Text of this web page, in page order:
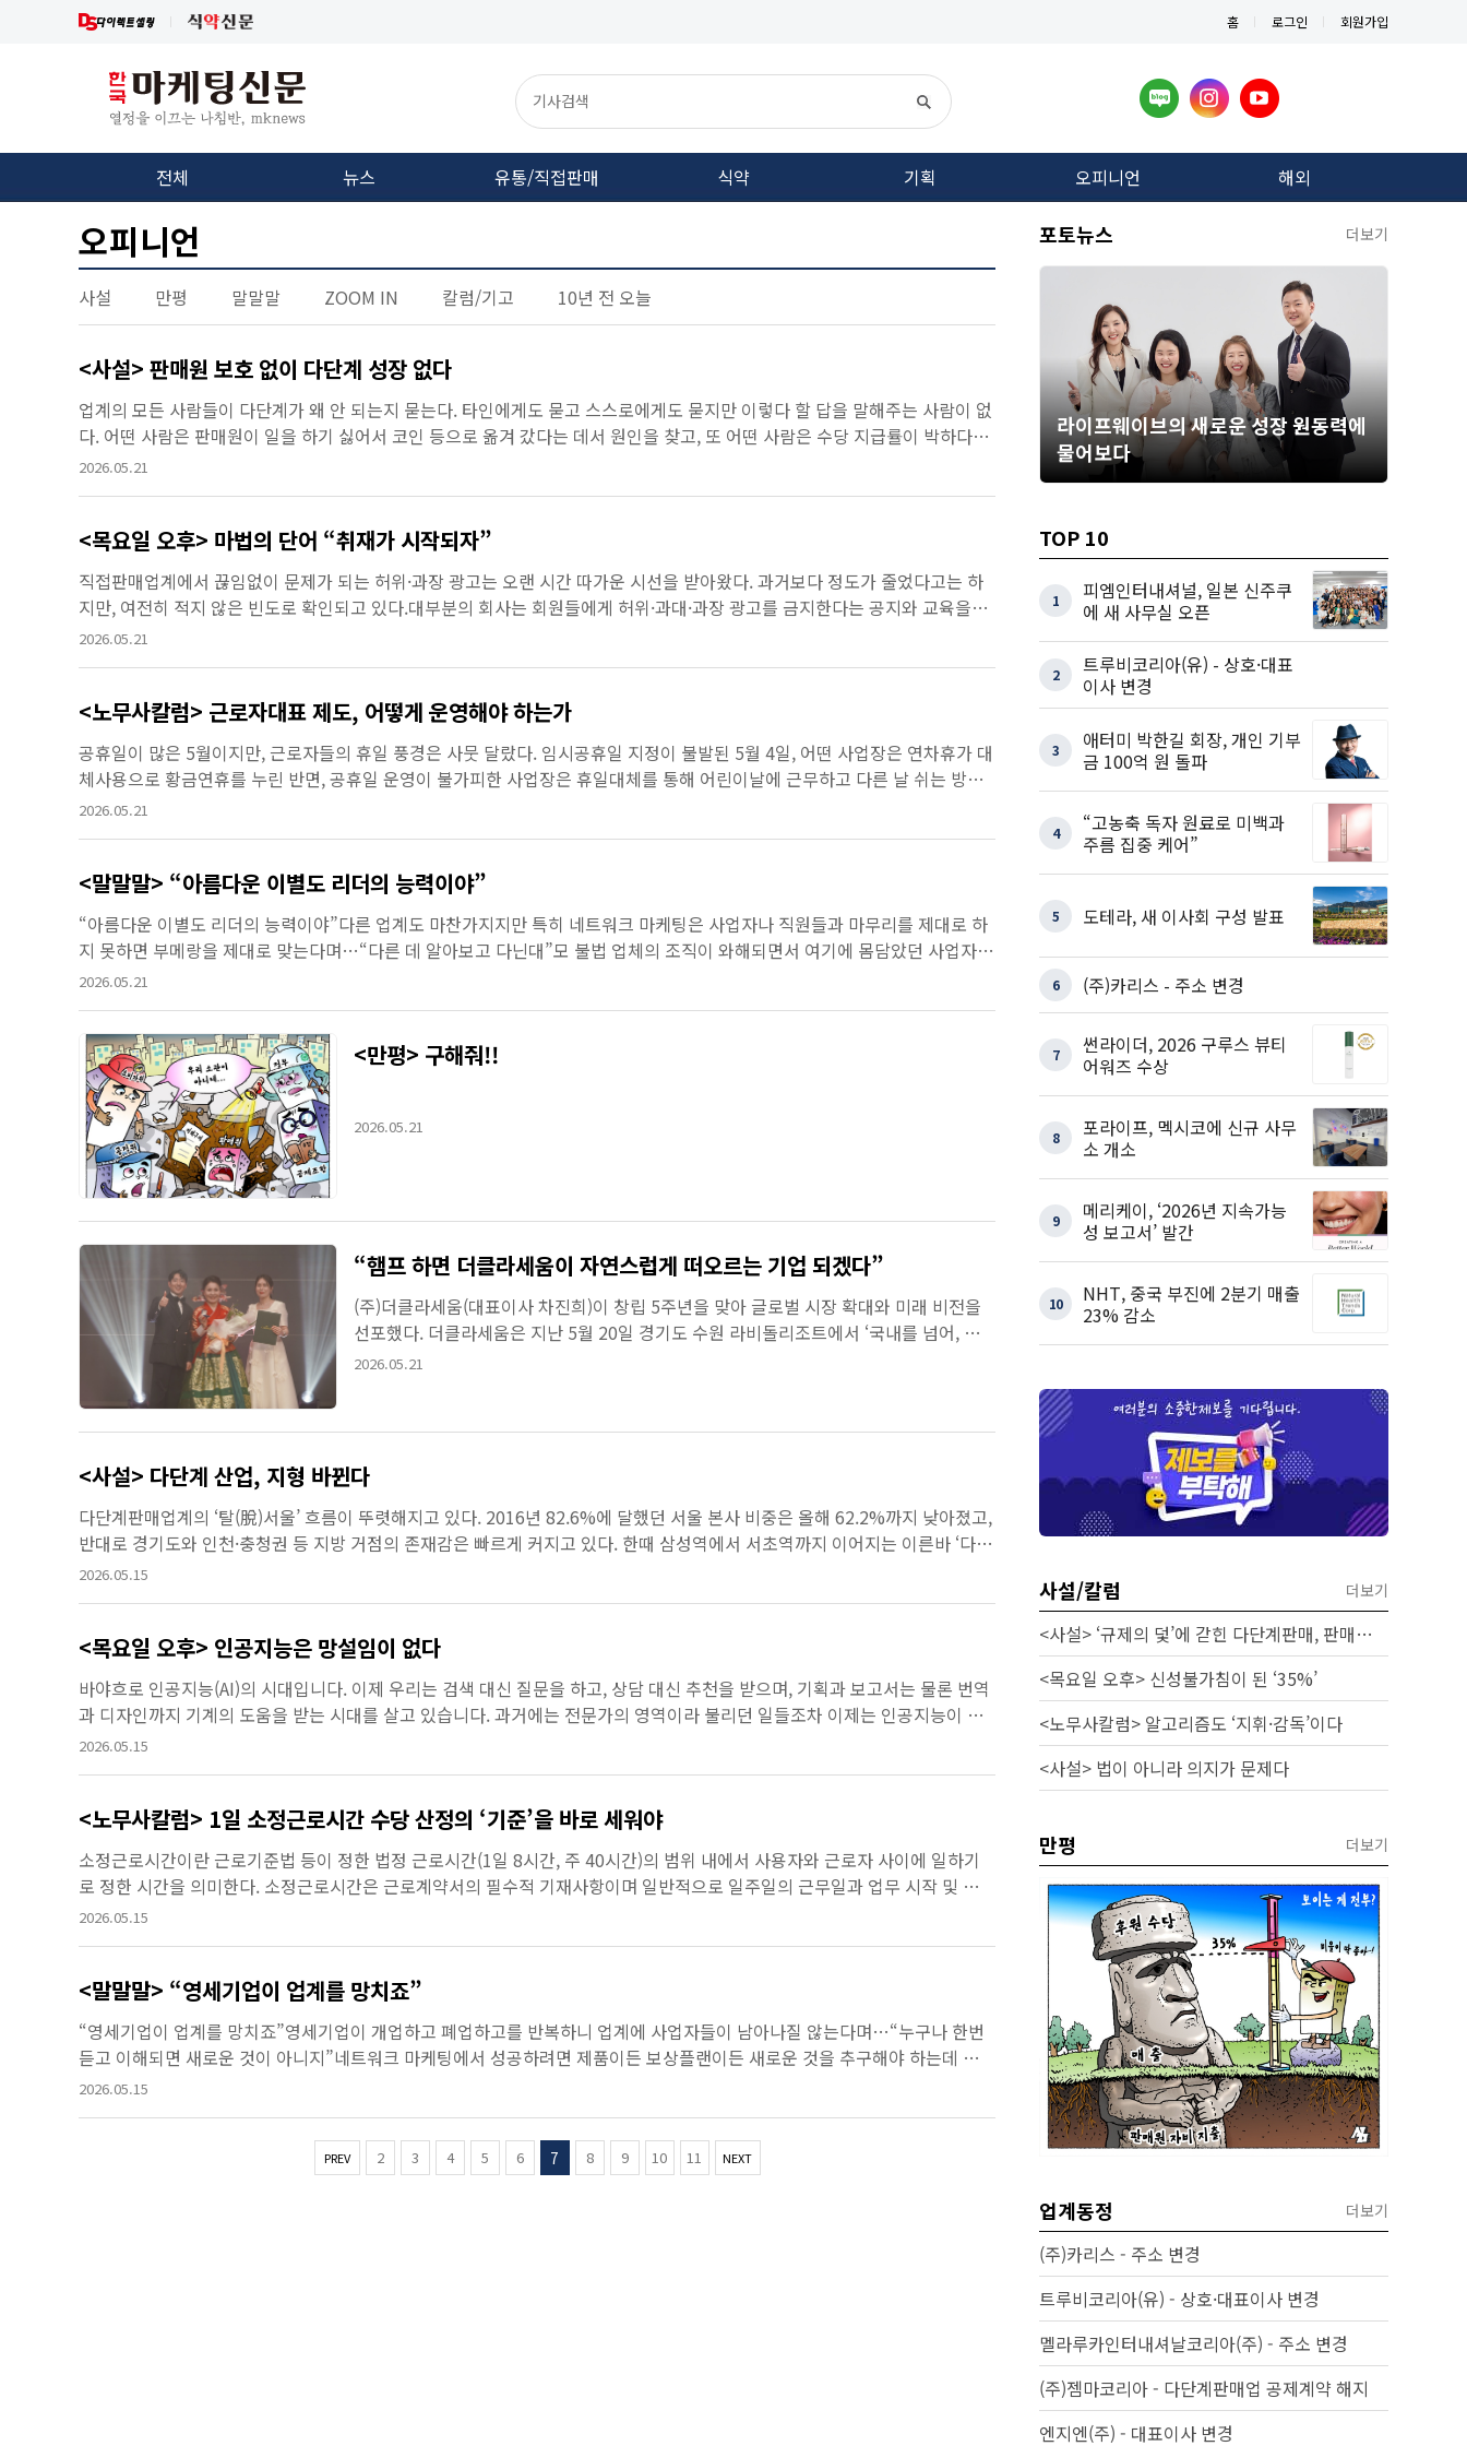
홈 로그인 회원가입
전체 뉴스 유통/직접판매 식약 기획 오피니언 해외
오피니언
사설 만평 말말말 ZOOM IN 칼럼/기고 10년 전 오늘
<사설> 판매원 보호 없이 다단계 성장 없다
업계의 모든 사람들이 다단계가 왜 안 되는지 묻는다. 타인에게도 묻고 스스로에게도 묻지만 이렇다 할 답을 말해주는 사람이 없
다. 어떤 사람은 판매원이 일을 하기 싫어서 코인 등으로 옮겨 갔다는 데서 원인을 찾고, 또 어떤 사람은 수당 지급률이 박하다는
데에서 원인을 찾기도 한다. 또 누군가는 시대가 바뀌었다는 점을 들고, 심지어 다단계판매업의 종말을 이야기하는 ...
2026.05.21
<목요일 오후> 마법의 단어 “취재가 시작되자”
직접판매업계에서 끊임없이 문제가 되는 허위·과장 광고는 오랜 시간 따가운 시선을 받아왔다. 과거보다 정도가 줄었다고는 하
지만, 여전히 적지 않은 빈도로 확인되고 있다.대부분의 회사는 회원들에게 허위·과대·과장 광고를 금지한다는 공지와 교육을
진행한다고 말한다. 그러나 정작 회사가 스스로 관련 법규를 제대로 지키지 못하는 사례도 빈번하다. 회원들에게는 조심하...
2026.05.21
<노무사칼럼> 근로자대표 제도, 어떻게 운영해야 하는가
공휴일이 많은 5월이지만, 근로자들의 휴일 풍경은 사뭇 달랐다. 임시공휴일 지정이 불발된 5월 4일, 어떤 사업장은 연차휴가 대
체사용으로 황금연휴를 누린 반면, 공휴일 운영이 불가피한 사업장은 휴일대체를 통해 어린이날에 근무하고 다른 날 쉬는 방식
을 택했다. 이렇듯 사업장마다 휴일과 휴가를 유연하게 운용할 수 있었던 바탕에는 ‘근로자대표와의 서면합의’라는 중요...
2026.05.21
<말말말> “아름다운 이별도 리더의 능력이야”
“아름다운 이별도 리더의 능력이야”다른 업계도 마찬가지지만 특히 네트워크 마케팅은 사업자나 직원들과 마무리를 제대로 하
지 못하면 부메랑을 제대로 맞는다며…“다른 데 알아보고 다닌대”모 불법 업체의 조직이 와해되면서 여기에 몸담았던 사업자들
이 등록업체 이곳저곳을 배회하고 있다며…“업체 구조조정이겠죠?”업계가 체질 변화한다고 하는데 사실 이는 업체들의 구조
2026.05.21
<만평> 구해줘!!
2026.05.21
“햄프 하면 더클라세움이 자연스럽게 떠오르는 기업 되겠다”
(주)더클라세움(대표이사 차진희)이 창립 5주년을 맞아 글로벌 시장 확대와 미래 비전을
선포했다. 더클라세움은 지난 5월 20일 경기도 수원 라비돌리조트에서 ‘국내를 넘어, 세
계로(Beyond Korea to the World)’를 ...
2026.05.21
<사설> 다단계 산업, 지형 바뀐다
다단계판매업계의 ‘탈(脫)서울’ 흐름이 뚜렷해지고 있다. 2016년 82.6%에 달했던 서울 본사 비중은 올해 62.2%까지 낮아졌고,
반대로 경기도와 인천·충청권 등 지방 거점의 존재감은 빠르게 커지고 있다. 한때 삼성역에서 서초역까지 이어지는 이른바 ‘다
단계 밸리’는 업계의 상징과도 같은 공간이었다. 대형 세미나실과 화려한 사무실은 곧 기업의 규모와 신뢰를 의미했고, 강...
2026.05.15
<목요일 오후> 인공지능은 망설임이 없다
바야흐로 인공지능(AI)의 시대입니다. 이제 우리는 검색 대신 질문을 하고, 상담 대신 추천을 받으며, 기획과 보고서는 물론 번역
과 디자인까지 기계의 도움을 받는 시대를 살고 있습니다. 과거에는 전문가의 영역이라 불리던 일들조차 이제는 인공지능이 빠
르게 대체하고 있습니다. 기업은 AI를 도입하지 않으면 경쟁에서 뒤처질 것이라 말하고, 산업은 AI 중심으로 재편되고 ...
2026.05.15
<노무사칼럼> 1일 소정근로시간 수당 산정의 ‘기준’을 바로 세워야
소정근로시간이란 근로기준법 등이 정한 법정 근로시간(1일 8시간, 주 40시간)의 범위 내에서 사용자와 근로자 사이에 일하기
로 정한 시간을 의미한다. 소정근로시간은 근로계약서의 필수적 기재사항이며 일반적으로 일주일의 근무일과 업무 시작 및 종료
시각, 그리고 휴게시간이 함께 기재된다. 주휴수당과 연차수당은 일급통상임금(시간급 금액에 1일의 소정근로시간을 곱한 ...
2026.05.15
<말말말> “영세기업이 업계를 망치죠”
“영세기업이 업계를 망치죠”영세기업이 개업하고 폐업하고를 반복하니 업계에 사업자들이 남아나질 않는다며…“누구나 한번
듣고 이해되면 새로운 것이 아니지”네트워크 마케팅에서 성공하려면 제품이든 보상플랜이든 새로운 것을 추구해야 하는데 사람
들은 자신들이 쉽게 이해하는 것만 하려고 한다며…“상식적으로 그러진 않죠”업계 관계자는 회사가 사업자에게 사측이 사용할
2026.05.15
PREV 2 3 4 5 6 7 8 9 10 11 NEXT
포토뉴스 더보기
라이프웨이브의 새로운 성장 원동력에
물어보다
TOP 10
1
피엠인터내셔널, 일본 신주쿠
에 새 사무실 오픈
2
트루비코리아(유) - 상호·대표
이사 변경
3
애터미 박한길 회장, 개인 기부
금 100억 원 돌파
4
“고농축 독자 원료로 미백과
주름 집중 케어”
5 도테라, 새 이사회 구성 발표
6 (주)카리스 - 주소 변경
7
썬라이더, 2026 구루스 뷰티
어워즈 수상
8
포라이프, 멕시코에 신규 사무
소 개소
9
메리케이, ‘2026년 지속가능
성 보고서’ 발간
10
NHT, 중국 부진에 2분기 매출
23% 감소
사설/칼럼 더보기
<사설> ‘규제의 덫’에 갇힌 다단계판매, 판매원 보호 시급하다
<목요일 오후> 신성불가침이 된 ‘35%’
<노무사칼럼> 알고리즘도 ‘지휘·감독’이다
<사설> 법이 아니라 의지가 문제다
만평 더보기
업계동정 더보기
(주)카리스 - 주소 변경
트루비코리아(유) - 상호·대표이사 변경
멜라루카인터내셔날코리아(주) - 주소 변경
(주)젬마코리아 - 다단계판매업 공제계약 해지
엔지엔(주) - 대표이사 변경